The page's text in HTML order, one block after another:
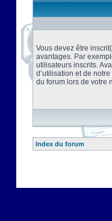
Vous devez être
avantages. Par
utilisateurs inscrits.
d’utilisation et de
du forum lors de votre
Index du forum